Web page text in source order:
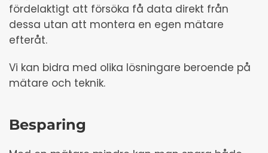
fördelaktigt att försöka få data direkt från
dessa utan att montera en egen mätare
efteråt.
Vi kan bidra med olika lösningare beroende på
mätare och teknik.
Besparing